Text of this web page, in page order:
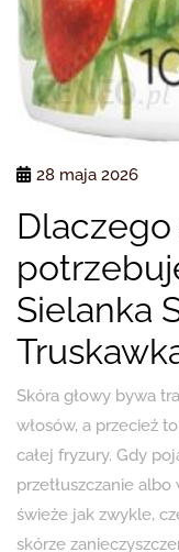
28 maja 2026
Dlaczego
Sielanka
Skóra głowy bywa
włosów, a przecież
całej fryzury. Gdy
przetłuszczanie albo
świeże jak zwykle,
skórze